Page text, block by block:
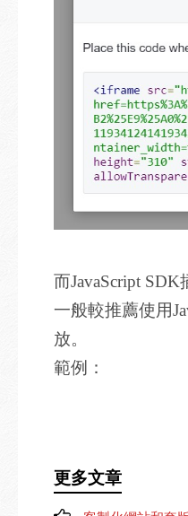
而JavaScript
一般較推薦使用
放。
範例：
更多文章